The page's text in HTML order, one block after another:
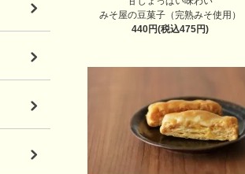
みそ屋の豆菓子（完熟みそ使用）
440円(税込475円)